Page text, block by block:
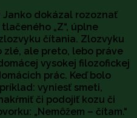
Janko dokázal rozoznať
„Z“, úplne
čítania. Zlozvyku
zlé, ale preto, lebo práve
vysokej filozofickej
prác. Keď bolo
vyniesť smeti,
či podojiť kozu či
„Nemôžem – čítam.“